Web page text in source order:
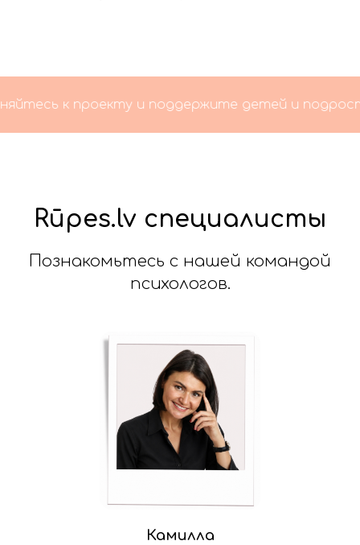
к проекту и поддержите детей и подростков.
Rūpes.lv специалисты
Познакомьтесь с нашей командой
психологов.
Камилла